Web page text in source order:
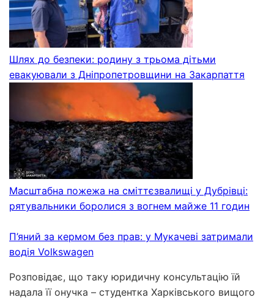
Шлях до безпеки: родину з трьома дітьми
евакуювали з Дніпропетровщини на Закарпаття
Масштабна пожежа на сміттєзвалищі у Дубрівці:
рятувальники боролися з вогнем майже 11 годин
П’яний за кермом без прав: у Мукачеві затримали
водія Volkswagen
Розповідає, що таку юридичну консультацію їй
надала її онучка – студентка Харківського вищого